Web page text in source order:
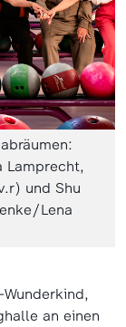
Lamprecht,
und Shu
Lena
an einen